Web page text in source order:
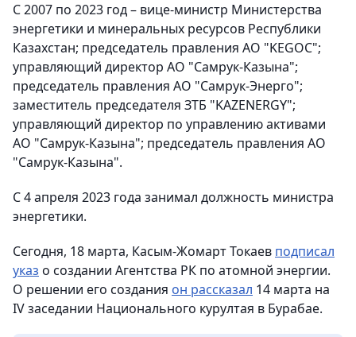
С 2007 по 2023 год – вице-министр Министерства
энергетики и минеральных ресурсов Республики
Казахстан; председатель правления АО "KEGOC";
управляющий директор АО "Самрук-Казына";
председатель правления АО "Самрук-Энерго";
заместитель председателя ЗТБ "KAZENERGY";
управляющий директор по управлению активами
АО "Самрук-Казына"; председатель правления АО
"Самрук-Казына".
С 4 апреля 2023 года занимал должность министра
энергетики.
Сегодня, 18 марта, Касым-Жомарт Токаев подписал
указ о создании Агентства РК по атомной энергии.
О решении его создания он рассказал 14 марта на
IV заседании Национального курултая в Бурабае.